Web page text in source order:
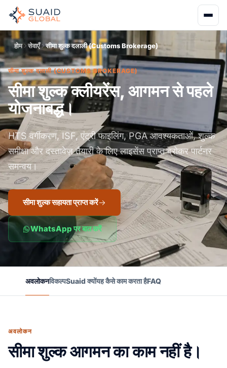
होम सेवाएँ सीमा शुल्क दलाली (Customs Brokerage)
सीमा शुल्क दलाली (CUSTOMS BROKERAGE)
सीमा शुल्क क्लीयरेंस, आगमन से पहले
योजनाबद्ध।
HTS वर्गीकरण, ISF, एंट्री फाइलिंग, PGA आवश्यकताओं, शुल्क
समीक्षा और दस्तावेज़ तैयारी के लिए लाइसेंस प्राप्त ब्रोकर पार्टनर
समन्वय।
सीमा शुल्क सहायता प्राप्त करें
WhatsApp पर बात करें
अवलोकनविकल्पSuaid क्योंयह कैसे काम करता हैFAQ
अवलोकन
सीमा शुल्क आगमन का काम नहीं है।